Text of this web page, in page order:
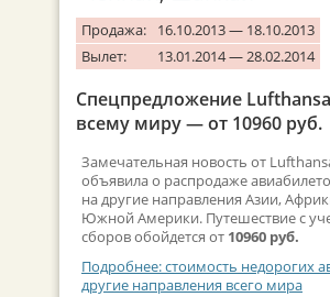
Продажа:
16.10.2013 — 18.10.2013
Вылет:
13.01.2014 — 28.02.2014
Спецпредложение
всему миру — от 10960 руб.
Замечательная новость от
объявила о распродаже
на другие направления Азии,
Южной Америки. Путешествие с
сборов обойдется от 10960 руб.
Подробнее: стоимость недорогих
другие направления всего мира